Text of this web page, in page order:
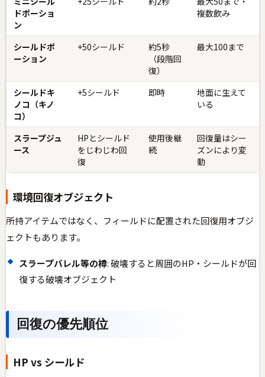
ドポーショ
ン
複数飲み
シールドポ
ーション
+50シールド
約5秒
（段階回
復）
最大100まで
シールドキ
ノコ（キノ
コ）
+5シールド 即時
地面に生えて
いる
スラープジュ
ース
HPとシールド
をじわじわ回
復
使用後継
続
回復量はシー
ズンにより変
動
環境回復オブジェクト
所持アイテムではなく、フィールドに配置された回復用オブジ
ェクトもあります。
スラープバレル等の樽: 破壊すると周囲のHP・シールドが回
復する破壊オブジェクト
回復の優先順位
HP vs シールド